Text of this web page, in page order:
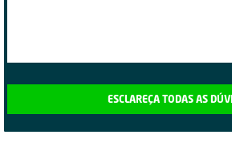
ESCLAREÇA TODAS AS